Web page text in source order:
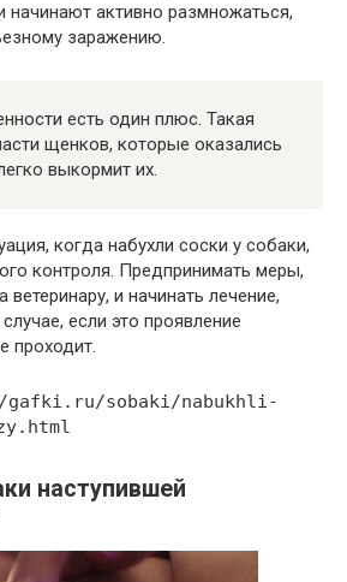
начинают активно размножаться,
заражению.
есть один плюс. Такая
щенков, которые оказались
выкормит их.
когда набухли соски у собаки,
контроля. Предпринимать меры,
и начинать лечение,
если это проявление
проходит.
sobaki/nabukhli-
наступившей